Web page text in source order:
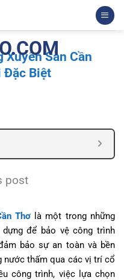
Xuyên Sàn Cần
Đặc Biệt
post
Thơlà một trong những
để bảo vệ công trình
bảo sự an toàn và bền
nước thấm qua các vị trí cổ
công trình, việc lựa chọn